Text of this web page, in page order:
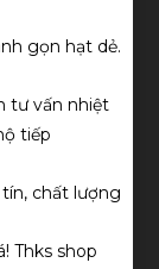
gọn hạt dẻ.
tư vấn nhiệt
tiếp
chất lượng
Thks shop